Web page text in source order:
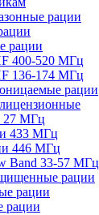
рации
рации
400-520 МГц
136-174 МГц
рации
27 МГц
433 МГц
446 МГц
Band 33-57 МГц
рации
рации
рации